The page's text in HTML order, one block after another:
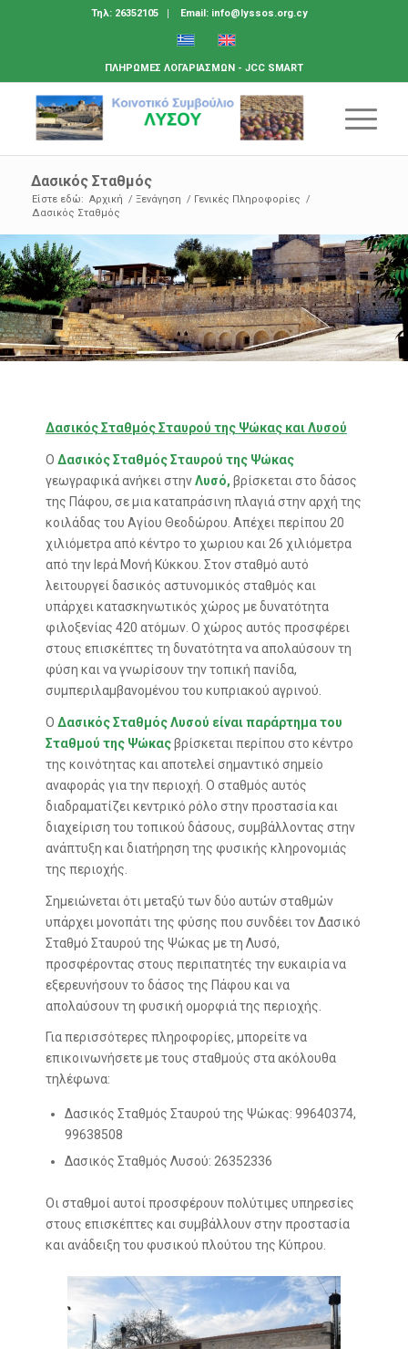
Τηλ: 26352105 Email: info@lyssos.org.cy
ΠΛΗΡΩΜΕΣ ΛΟΓΑΡΙΑΣΜΩΝ - JCC SMART
Δασικός Σταθμός
Είστε εδώ: Αρχική / Ξενάγηση / Γενικές Πληροφορίες /
Δασικός Σταθμός
Δασικός Σταθμός Σταυρού της Ψώκας και Λυσού
Ο Δασικός Σταθμός Σταυρού της Ψώκας
γεωγραφικά ανήκει στηνΛυσό, βρίσκεται στο δάσος
της Πάφου, σε μια καταπράσινη πλαγιά στην αρχή της
κοιλάδας του Αγίου Θεοδώρου. Απέχει περίπου 20
χιλιόμετρα από κέντρο το χωριου και 26 χιλιόμετρα
από την Ιερά Μονή Κύκκου. Στον σταθμό αυτό
λειτουργεί δασικός αστυνομικός σταθμός και
υπάρχει κατασκηνωτικός χώρος με δυνατότητα
φιλοξενίας 420 ατόμων. Ο χώρος αυτός προσφέρει
στους επισκέπτες τη δυνατότητα να απολαύσουν τη
φύση και να γνωρίσουν την τοπική πανίδα,
συμπεριλαμβανομένου του κυπριακού αγρινού.
Ο Δασικός Σταθμός Λυσού είναι παράρτημα του
Σταθμού της Ψώκαςβρίσκεται περίπου στο κέντρο
της κοινότητας και αποτελεί σημαντικό σημείο
αναφοράς για την περιοχή. Ο σταθμός αυτός
διαδραματίζει κεντρικό ρόλο στην προστασία και
διαχείριση του τοπικού δάσους, συμβάλλοντας στην
ανάπτυξη και διατήρηση της φυσικής κληρονομιάς
της περιοχής.
Σημειώνεται ότι μεταξύ των δύο αυτών σταθμών
υπάρχει μονοπάτι της φύσης που συνδέει τον Δασικό
Σταθμό Σταυρού της Ψώκας με τη Λυσό,
προσφέροντας στους περιπατητές την ευκαιρία να
εξερευνήσουν το δάσος της Πάφου και να
απολαύσουν τη φυσική ομορφιά της περιοχής.
Για περισσότερες πληροφορίες, μπορείτε να
επικοινωνήσετε με τους σταθμούς στα ακόλουθα
τηλέφωνα:
Δασικός Σταθμός Σταυρού της Ψώκας: 99640374,
99638508
Δασικός Σταθμός Λυσού: 26352336
Οι σταθμοί αυτοί προσφέρουν πολύτιμες υπηρεσίες
στους επισκέπτες και συμβάλλουν στην προστασία
και ανάδειξη του φυσικού πλούτου της Κύπρου.